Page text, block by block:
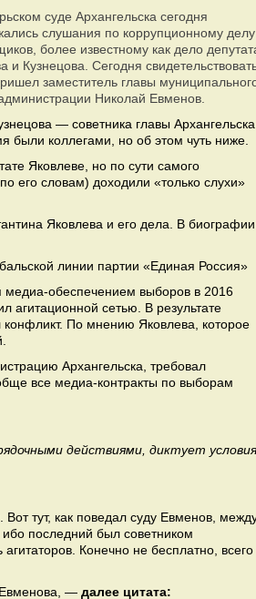
суде Архангельска сегодня
слушания по коррупционному делу
более известному как дело
и Кузнецова. Сегодня
заместитель главы
Николай Евменов.
— советника главы
были коллегами, но об этом чуть ниже.
Яковлеве, но по сути самого
его словам) доходили «только слухи»
Яковлева и его дела. В биографии
линии партии «Единая Россия»
медиа-обеспечением выборов в 2016
агитационной сетью. В результате
По мнению Яковлева, которое
Архангельска, требовал
все медиа-контракты по выборам
действиями, диктует условия
тут, как поведал суду Евменов,
последний был советником
Конечно не бесплатно, всего
Евменова, — далее цитата: